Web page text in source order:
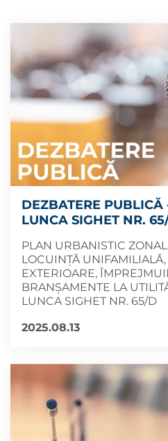
DEZBATERE PUBLICĂ
LUNCA SIGHET NR.
PLAN URBANISTIC
LOCUINȚĂ
EXTERIOARE,
BRANȘAMENTE LA
LUNCA SIGHET NR. 65/D
2025.08.13